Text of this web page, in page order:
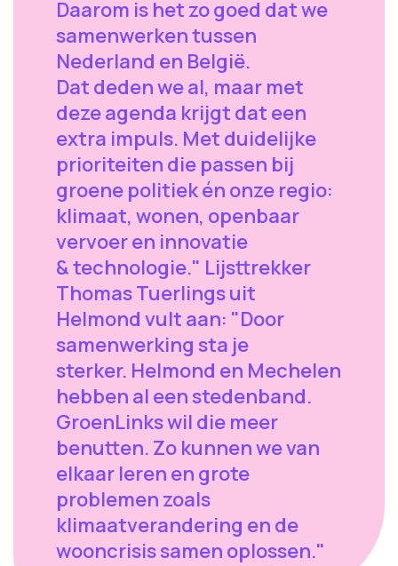
Daarom is het zo goed dat we
samenwerken tussen
Nederland en België.
Dat deden we al, maar met
deze agenda krijgt dat een
extra impuls. Met duidelijke
prioriteiten die passen bij
groene politiek én onze regio:
klimaat, wonen, openbaar
vervoer en innovatie
& technologie." Lijsttrekker
Thomas Tuerlings uit
Helmond vult aan: "Door
samenwerking sta je
sterker. Helmond en Mechelen
hebben al een stedenband.
GroenLinks wil die meer
benutten. Zo kunnen we van
elkaar leren en grote
problemen zoals
klimaatverandering en de
wooncrisis samen oplossen."